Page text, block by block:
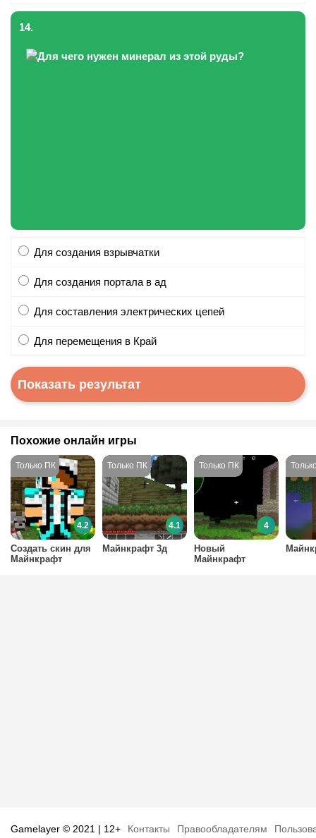
14.
Для создания взрывчатки
Для создания портала в ад
Для составления электрических цепей
Для перемещения в Край
Похожие онлайн игры
Создать скин для
Майнкрафт
4.2
Майнкрафт 3д
4.1
Новый
Майнкрафт
4
Gamelayer © 2021 | 12+ Контакты Правообладателям